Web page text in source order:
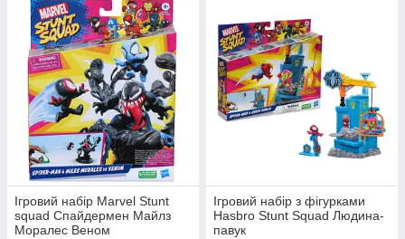
Ігровий набір Marvel Stunt
squad Спайдермен Майлз
Моралес Веном
Ігровий набір з фігурками
Hasbro Stunt Squad Людина-
павук